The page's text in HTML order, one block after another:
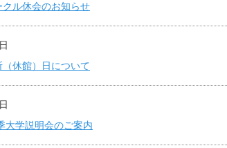
ル休会のお知らせ
休館）日について
学説明会のご案内